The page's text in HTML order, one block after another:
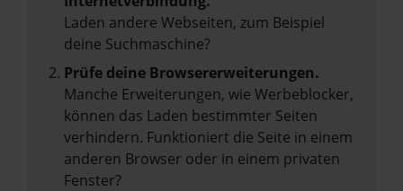
Laden andere Webseiten, zum Beispiel
deine Suchmaschine?
Prüfe deine Browsererweiterungen.
Manche Erweiterungen, wie Werbeblocker,
können das Laden bestimmter Seiten
verhindern. Funktioniert die Seite in einem
anderen Browser oder in einem privaten
Fenster?